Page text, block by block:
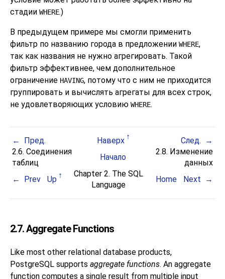
стадии WHERE.)
В предыдущем примере мы смогли применить
фильтр по названию города в предложении WHERE,
так как названия не нужно агрегировать. Такой
фильтр эффективнее, чем дополнительное
ограничение HAVING, потому что с ним не приходится
группировать и вычислять агрегаты для всех строк,
не удовлетворяющих условию WHERE.
Пред. Наверх
След.
2.6. Соединения
таблиц
Начало
2.8. Изменение
данных
Prev
Up
Chapter 2. The SQL
Language
Home Next
2.7. Aggregate Functions
Like most other relational database products,
PostgreSQL supports aggregate functions. An aggregate
function computes a single result from multiple input